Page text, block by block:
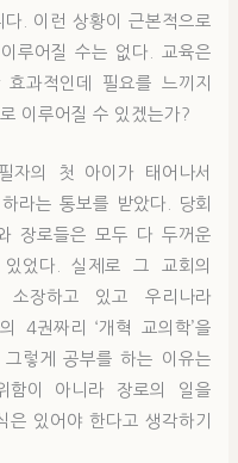
. 이런 상황이 근본적으로
루어질 수는 없다. 교육은
과적인데 필요를 느끼지
이루어질 수 있겠는가?
자의 첫 아이가 태어나서
라는 통보를 받았다. 당회
장로들은 모두 다 두꺼운
었다. 실제로 그 교회의
소장하고 있고 우리나라
4권짜리 ‘개혁 교의학’을
렇게 공부를 하는 이유는
함이 아니라 장로의 일을
있어야 한다고 생각하기